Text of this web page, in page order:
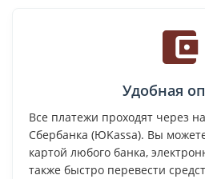
Удобная
Все платежи проходят через
Сбербанка (ЮKassa). Вы
картой любого банка,
также быстро перевести